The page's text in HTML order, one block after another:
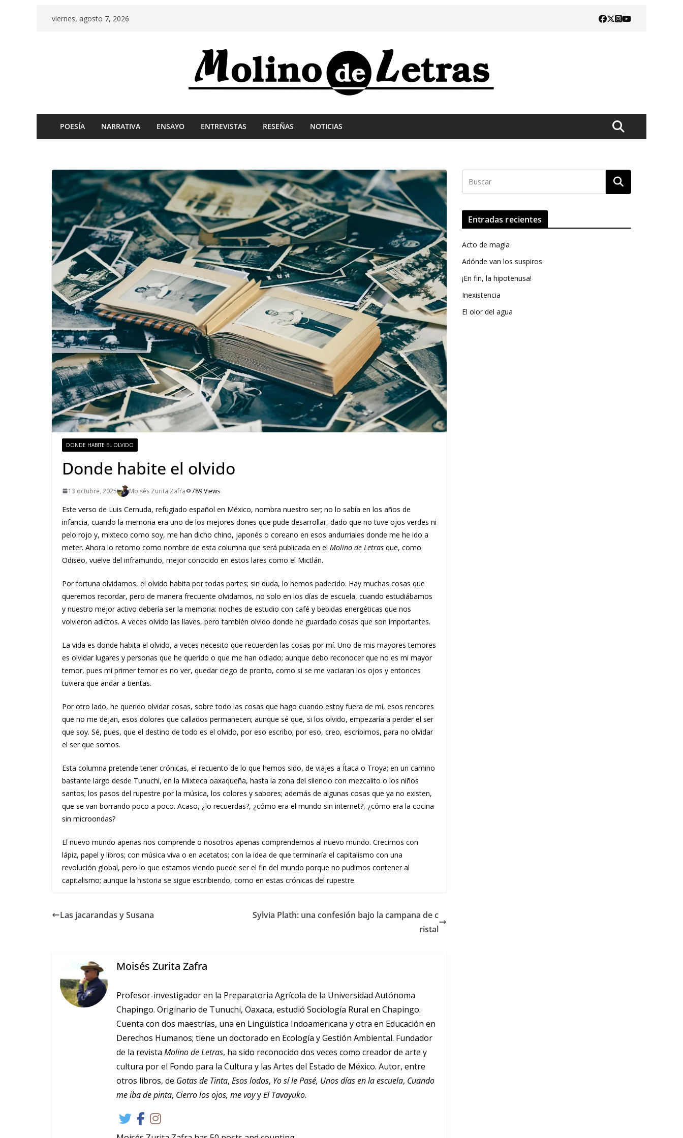
viernes, agosto 7, 2026
POESÍA NARRATIVA ENSAYO ENTREVISTAS RESEÑAS NOTICIAS
DONDE HABITE EL OLVIDO
Donde habite el olvido
13 octubre, 2025 Moisés Zurita Zafra 789 Views
Este verso de Luis Cernuda, refugiado español en México, nombra nuestro ser; no lo sabía en los años de
infancia, cuando la memoria era uno de los mejores dones que pude desarrollar, dado que no tuve ojos verdes ni
pelo rojo y, mixteco como soy, me han dicho chino, japonés o coreano en esos andurriales donde me he ido a
meter. Ahora lo retomo como nombre de esta columna que será publicada en el Molino de Letras que, como
Odiseo, vuelve del inframundo, mejor conocido en estos lares como el Mictlán.
Por fortuna olvidamos, el olvido habita por todas partes; sin duda, lo hemos padecido. Hay muchas cosas que
queremos recordar, pero de manera frecuente olvidamos, no solo en los días de escuela, cuando estudiábamos
y nuestro mejor activo debería ser la memoria: noches de estudio con café y bebidas energéticas que nos
volvieron adictos. A veces olvido las llaves, pero también olvido donde he guardado cosas que son importantes.
La vida es donde habita el olvido, a veces necesito que recuerden las cosas por mí. Uno de mis mayores temores
es olvidar lugares y personas que he querido o que me han odiado; aunque debo reconocer que no es mi mayor
temor, pues mi primer temor es no ver, quedar ciego de pronto, como si se me vaciaran los ojos y entonces
tuviera que andar a tientas.
Por otro lado, he querido olvidar cosas, sobre todo las cosas que hago cuando estoy fuera de mí, esos rencores
que no me dejan, esos dolores que callados permanecen; aunque sé que, si los olvido, empezaría a perder el ser
que soy. Sé, pues, que el destino de todo es el olvido, por eso escribo; por eso, creo, escribimos, para no olvidar
el ser que somos.
Esta columna pretende tener crónicas, el recuento de lo que hemos sido, de viajes a Ítaca o Troya; en un camino
bastante largo desde Tunuchi, en la Mixteca oaxaqueña, hasta la zona del silencio con mezcalito o los niños
santos; los pasos del rupestre por la música, los colores y sabores; además de algunas cosas que ya no existen,
que se van borrando poco a poco. Acaso, ¿lo recuerdas?, ¿cómo era el mundo sin internet?, ¿cómo era la cocina
sin microondas?
El nuevo mundo apenas nos comprende o nosotros apenas comprendemos al nuevo mundo. Crecimos con
lápiz, papel y libros; con música viva o en acetatos; con la idea de que terminaría el capitalismo con una
revolución global, pero lo que estamos viendo puede ser el fin del mundo porque no pudimos contener al
capitalismo; aunque la historia se sigue escribiendo, como en estas crónicas del rupestre.
Las jacarandas y Susana
Sylvia Plath: una confesión bajo la campana de c
ristal
Moisés Zurita Zafra
Profesor-investigador en la Preparatoria Agrícola de la Universidad Autónoma
Chapingo. Originario de Tunuchi, Oaxaca, estudió Sociología Rural en Chapingo.
Cuenta con dos maestrías, una en Lingüística Indoamericana y otra en Educación en
Derechos Humanos; tiene un doctorado en Ecología y Gestión Ambiental. Fundador
de la revistaMolino de Letras, ha sido reconocido dos veces como creador de arte y
cultura por el Fondo para la Cultura y las Artes del Estado de México. Autor, entre
otros libros, de Gotas de Tinta,Esos lodos, Yo sí le Pasé, Unos días en la escuela, Cuando
me iba de pinta, Cierro los ojos, me voyyEl Tavayuko.
Entradas recientes
Acto de magia
Adónde van los suspiros
¡En fin, la hipotenusa!
Inexistencia
El olor del agua